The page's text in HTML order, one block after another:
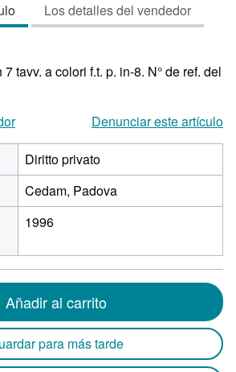
Los detalles del vendedor
tavv. a colori f.t. p. in-8. N° de ref. del
Denunciar este artículo
Diritto privato
Cedam, Padova
1996
Añadir al carrito
para más tarde